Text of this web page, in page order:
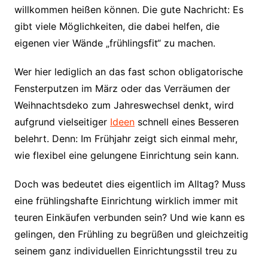
willkommen heißen können. Die gute Nachricht: Es
gibt viele Möglichkeiten, die dabei helfen, die
eigenen vier Wände „frühlingsfit“ zu machen.
Wer hier lediglich an das fast schon obligatorische
Fensterputzen im März oder das Verräumen der
Weihnachtsdeko zum Jahreswechsel denkt, wird
aufgrund vielseitiger Ideenschnell eines Besseren
belehrt. Denn: Im Frühjahr zeigt sich einmal mehr,
wie flexibel eine gelungene Einrichtung sein kann.
Doch was bedeutet dies eigentlich im Alltag? Muss
eine frühlingshafte Einrichtung wirklich immer mit
teuren Einkäufen verbunden sein? Und wie kann es
gelingen, den Frühling zu begrüßen und gleichzeitig
seinem ganz individuellen Einrichtungsstil treu zu